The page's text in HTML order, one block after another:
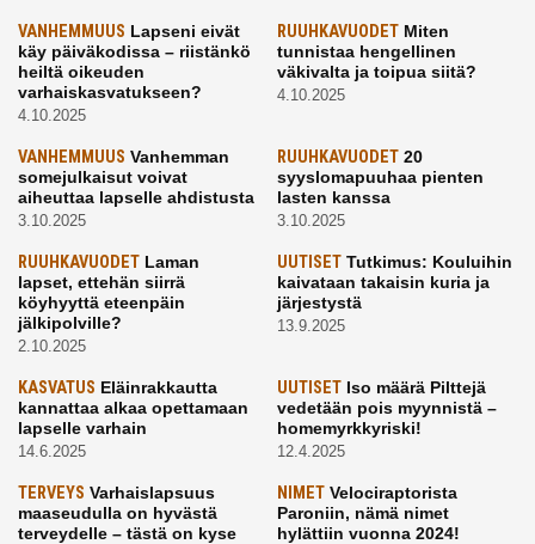
VANHEMMUUS Lapseni eivät
käy päiväkodissa – riistänkö
heiltä oikeuden
varhaiskasvatukseen?
4.10.2025
RUUHKAVUODETMiten
tunnistaa hengellinen
väkivalta ja toipua siitä?
4.10.2025
VANHEMMUUS Vanhemman
somejulkaisut voivat
aiheuttaa lapselle ahdistusta
3.10.2025
RUUHKAVUODET20
syyslomapuuhaa pienten
lasten kanssa
3.10.2025
RUUHKAVUODET Laman
lapset, ettehän siirrä
köyhyyttä eteenpäin
jälkipolville?
2.10.2025
UUTISETTutkimus: Kouluihin
kaivataan takaisin kuria ja
järjestystä
13.9.2025
KASVATUS Eläinrakkautta
kannattaa alkaa opettamaan
lapselle varhain
14.6.2025
UUTISETIso määrä Pilttejä
vedetään pois myynnistä –
homemyrkkyriski!
12.4.2025
TERVEYS Varhaislapsuus
maaseudulla on hyvästä
terveydelle – tästä on kyse
NIMETVelociraptorista
Paroniin, nämä nimet
hylättiin vuonna 2024!